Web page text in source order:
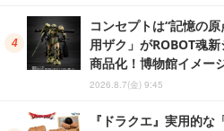
コンセプトは“記憶の
用ザク」がROBOT魂
商品化！博物館イメー
2026.8.7(金) 9:45
『ドラクエ』実用的